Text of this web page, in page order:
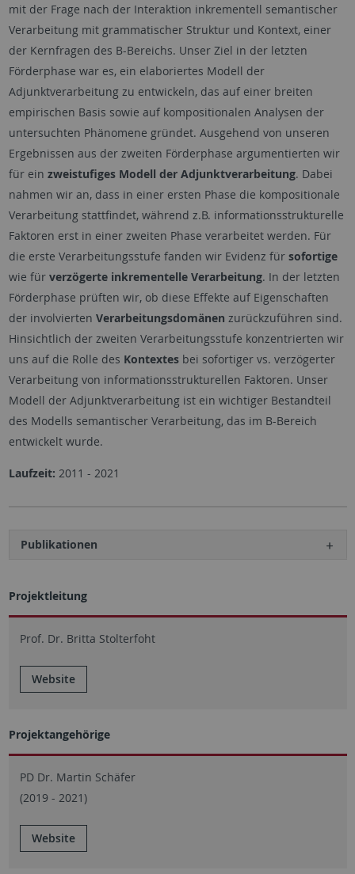
mit der Frage nach der Interaktion inkrementell semantischer
Verarbeitung mit grammatischer Struktur und Kontext, einer
der Kernfragen des B-Bereichs. Unser Ziel in der letzten
Förderphase war es, ein elaboriertes Modell der
Adjunktverarbeitung zu entwickeln, das auf einer breiten
empirischen Basis sowie auf kompositionalen Analysen der
untersuchten Phänomene gründet. Ausgehend von unseren
Ergebnissen aus der zweiten Förderphase argumentierten wir
für ein zweistufiges Modell der Adjunktverarbeitung. Dabei
nahmen wir an, dass in einer ersten Phase die kompositionale
Verarbeitung stattfindet, während z.B. informationsstrukturelle
Faktoren erst in einer zweiten Phase verarbeitet werden. Für
die erste Verarbeitungsstufe fanden wir Evidenz für sofortige
wie für verzögerte inkrementelle Verarbeitung. In der letzten
Förderphase prüften wir, ob diese Effekte auf Eigenschaften
der involvierten Verarbeitungsdomänen zurückzuführen sind.
Hinsichtlich der zweiten Verarbeitungsstufe konzentrierten wir
uns auf die Rolle des Kontextesbei sofortiger vs. verzögerter
Verarbeitung von informationsstrukturellen Faktoren. Unser
Modell der Adjunktverarbeitung ist ein wichtiger Bestandteil
des Modells semantischer Verarbeitung, das im B-Bereich
entwickelt wurde.
Laufzeit: 2011 - 2021
Publikationen
Projektleitung
Prof. Dr. Britta Stolterfoht
Website
Projektangehörige
PD Dr. Martin Schäfer
(2019 - 2021)
Website